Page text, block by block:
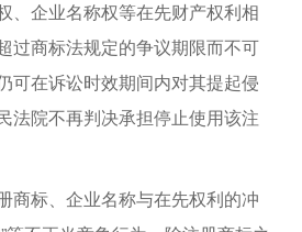
、企业名称权等在先财产权利相
过商标法规定的争议期限而不可
可在诉讼时效期间内对其提起侵
法院不再判决承担停止使用该注
标、企业名称与在先权利的冲